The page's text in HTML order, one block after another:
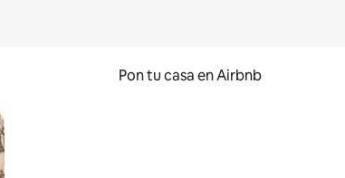
Pon tu casa en Airbnb